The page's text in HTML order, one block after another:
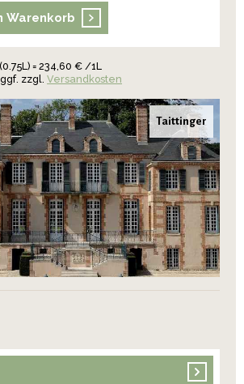
Warenkorb
= 234,60 € /1L
zzgl. Versandkosten
Taittinger